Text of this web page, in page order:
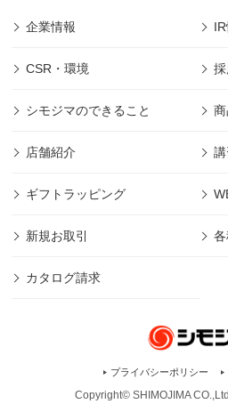
企業情報
CSR・環境
シモジマのできること
店舗紹介
ギフトラッピング
新規お取引
カタログ請求
プライバシーポリシー
Copyright© SHIMOJIMA